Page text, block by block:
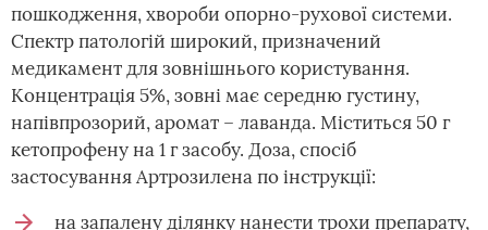
пошкодження, хвороби опорно-рухової системи.
Спектр патологій широкий, призначений
медикамент для зовнішнього користування.
Концентрація 5%, зовні має середню густину,
напівпрозорий, аромат – лаванда. Міститься 50 г
кетопрофену на 1 г засобу. Доза, спосіб
застосування Артрозилена по інструкції:
на запалену ділянку нанести трохи препарату,